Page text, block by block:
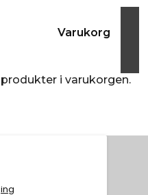
Varukorg
produkter i varukorgen.